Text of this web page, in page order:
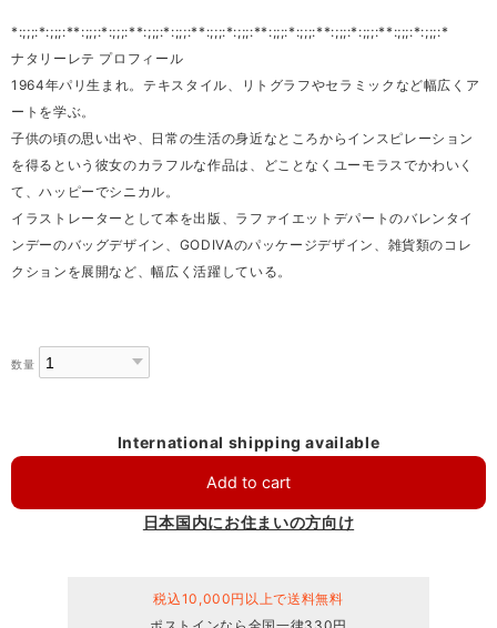
*:;;;:*:;;;:**:;;;:*:;;;:**:;;;:*:;;;:**:;;;:*:;;;:**:;;;:*:;;;:**:;;;:*:;;;:**:;;;:*:;;;:*
ナタリーレテ プロフィール
1964年パリ生まれ。テキスタイル、リトグラフやセラミックなど幅広くア
ートを学ぶ。
子供の頃の思い出や、日常の生活の身近なところからインスピレーション
を得るという彼女のカラフルな作品は、どことなくユーモラスでかわいく
て、ハッピーでシニカル。
イラストレーターとして本を出版、ラファイエットデパートのバレンタイ
ンデーのバッグデザイン、GODIVAのパッケージデザイン、雑貨類のコレ
クションを展開など、幅広く活躍している。
数量
International shipping available
Add to cart
日本国内にお住まいの方向け
税込10,000円以上で送料無料